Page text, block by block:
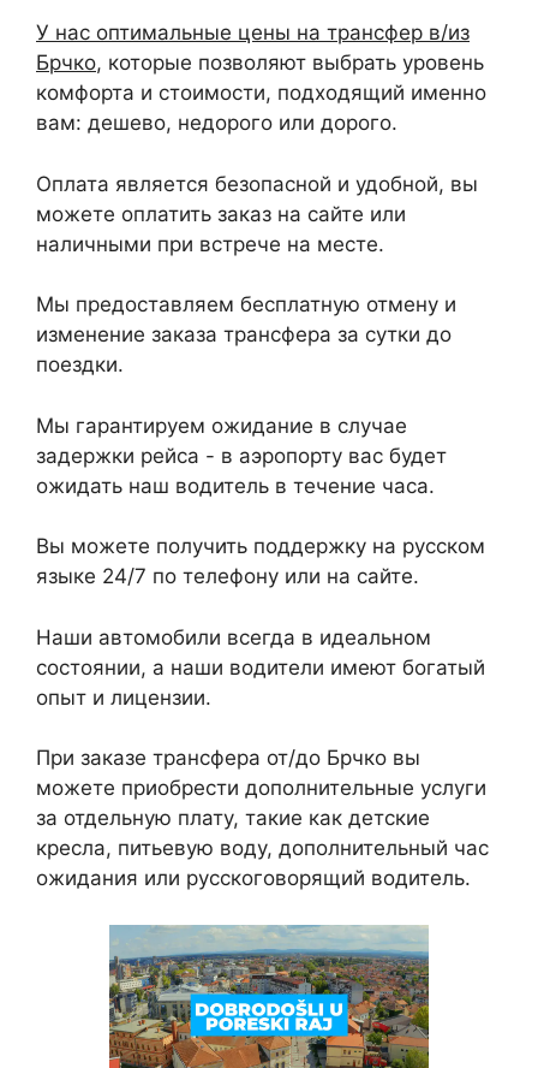
У нас оптимальные цены на трансфер в/из
Брчко, которые позволяют выбрать уровень
комфорта и стоимости, подходящий именно
вам: дешево, недорого или дорого.
Оплата является безопасной и удобной, вы
можете оплатить заказ на сайте или
наличными при встрече на месте.
Мы предоставляем бесплатную отмену и
изменение заказа трансфера за сутки до
поездки.
Мы гарантируем ожидание в случае
задержки рейса - в аэропорту вас будет
ожидать наш водитель в течение часа.
Вы можете получить поддержку на русском
языке 24/7 по телефону или на сайте.
Наши автомобили всегда в идеальном
состоянии, а наши водители имеют богатый
опыт и лицензии.
При заказе трансфера от/до Брчко вы
можете приобрести дополнительные услуги
за отдельную плату, такие как детские
кресла, питьевую воду, дополнительный час
ожидания или русскоговорящий водитель.